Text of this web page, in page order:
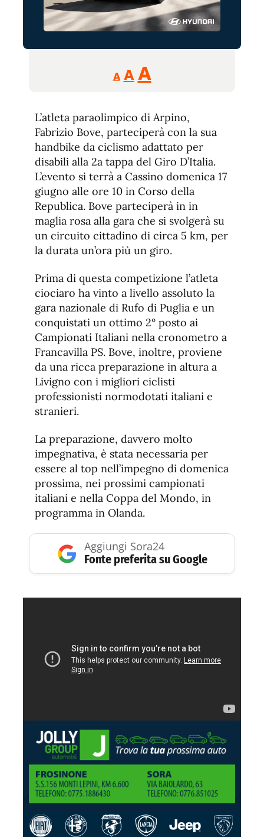
A
Reducir
tamaño
A Restablecer
de
fuente
AAumentar
de
fuente.
L’atleta paraolimpico di Arpino,
Fabrizio Bove, parteciperà con la sua
handbike da ciclismo adattato per
disabili alla 2a tappa del Giro D’Italia.
L’evento si terrà a Cassino domenica 17
giugno alle ore 10 in Corso della
Republica. Bove parteciperà in in
maglia rosa alla gara che si svolgerà su
un circuito cittadino di circa 5 km, per
la durata un’ora più un giro.
Prima di questa competizione l’atleta
ciociaro ha vinto a livello assoluto la
gara nazionale di Rufo di Puglia e un
conquistati un ottimo 2° posto ai
Campionati Italiani nella cronometro a
Francavilla PS. Bove, inoltre, proviene
da una ricca preparazione in altura a
Livigno con i migliori ciclisti
professionisti normodotati italiani e
stranieri.
La preparazione, davvero molto
impegnativa, è stata necessaria per
essere al top nell’impegno di domenica
prossima, nei prossimi campionati
italiani e nella Coppa del Mondo, in
programma in Olanda.
Aggiungi Sora24
Fonte preferita su Google